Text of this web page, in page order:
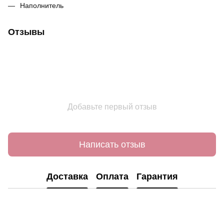
Наполнитель
Отзывы
Добавьте первый отзыв
Написать отзыв
Доставка Оплата Гарантия